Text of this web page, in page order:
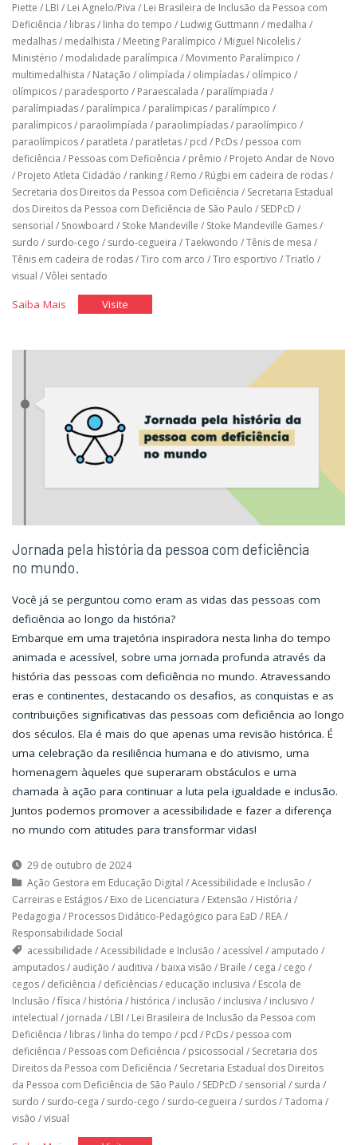
Piette / LBI / Lei Agnelo/Piva / Lei Brasileira de Inclusão da Pessoa com
Deficiência / libras/ linha do tempo / Ludwig Guttmann / medalha /
medalhas/ medalhista / Meeting Paralímpico / Miguel Nicolelis/
Ministério / modalidade paralímpica / Movimento Paralímpico /
multimedalhista / Natação / olimpíada / olimpíadas/ olímpico /
olímpicos/ paradesporto / Paraescalada / paralímpiada /
paralímpiadas/ paralímpica / paralímpicas/ paralímpico /
paralímpicos/ paraolimpíada / paraolimpíadas/ paraolímpico /
paraolímpicos/ paratleta / paratletas/ pcd / PcDs/ pessoa com
deficiência / Pessoas com Deficiência / prêmio / Projeto Andar de Novo
/ Projeto Atleta Cidadão / ranking/ Remo / Rúgbi em cadeira de rodas/
Secretaria dos Direitos da Pessoa com Deficiência / Secretaria Estadual
dos Direitos da Pessoa com Deficiência de São Paulo / SEDPcD /
sensorial / Snowboard / Stoke Mandeville / Stoke Mandeville Games/
surdo / surdo-cego / surdo-cegueira /Taekwondo /Tênis de mesa /
Tênis em cadeira de rodas/Tiro com arco /Tiro esportivo /Triatlo /
visual /Vôlei sentado
Saiba Mais"HistóriaVisite"História
Jornada pela história da pessoa com deficiência
no mundo.
Você já se perguntou como eram as vidas das pessoas com
deficiência ao longo da história?
Embarque em uma trajetória inspiradora nesta linha do tempo
animada e acessível, sobre uma jornada profunda através da
história das pessoas com deficiência no mundo. Atravessando
eras e continentes, destacando os desafios, as conquistas e as
contribuições significativas das pessoas com deficiência ao longo
dos séculos. Ela é mais do que apenas uma revisão histórica. É
uma celebração da resiliência humana e do ativismo, uma
homenagem àqueles que superaram obstáculos e uma
chamada à ação para continuar a luta pela igualdade e inclusão.
Juntos podemos promover a acessibilidade e fazer a diferença
no mundo com atitudes para transformar vidas!
29 de outubro de 2024
Ação Gestora em Educação Digital /Acessibilidade e Inclusão /
Carreiras e Estágios/ Eixo de Licenciatura / Extensão / História /
Pedagogia / Processos Didático-Pedagógico para EaD / REA/
Responsabilidade Social
acessibilidade /Acessibilidade e Inclusão / acessível / amputado /
amputados/ audição / auditiva / baixa visão / Braile / cega / cego /
cegos/ deficiência / deficiências/ educação inclusiva / Escola de
Inclusão /física / história / histórica / inclusão / inclusiva / inclusivo /
intelectual / jornada / LBI / Lei Brasileira de Inclusão da Pessoa com
Deficiência / libras/ linha do tempo / pcd / PcDs/ pessoa com
deficiência / Pessoas com Deficiência / psicossocial / Secretaria dos
Direitos da Pessoa com Deficiência / Secretaria Estadual dos Direitos
da Pessoa com Deficiência de São Paulo / SEDPcD / sensorial / surda /
surdo / surdo-cega / surdo-cego / surdo-cegueira / surdos/Tadoma /
visão /visual